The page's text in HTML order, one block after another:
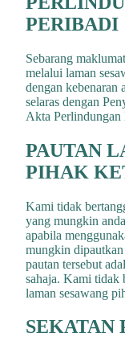
PERIBADI
Sebarang
melalui laman
dengan kebenaran
selaras dengan
Akta
PAUTAN
PIHAK
Kami tidak
yang mungkin
apabila
mungkin dipautkan
pautan tersebut
sahaja. Kami tidak
laman sesawang
SEKATAN